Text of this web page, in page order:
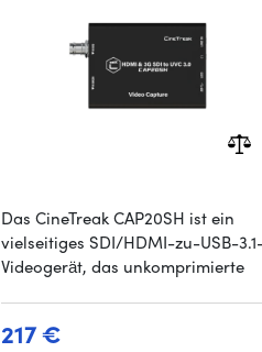
Das CineTreak CAP20SH ist ein
vielseitiges SDI/HDMI-zu-USB-
Videogerät, das unkomprimierte
217 €